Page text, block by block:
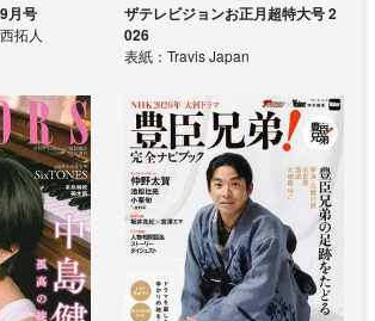
月号
拓人
ザテレビジョンお正月超特大号 2
026
表紙：Travis Japan